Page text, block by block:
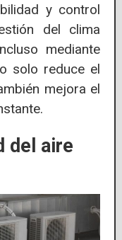
y control
del clima
mediante
solo reduce el
mejora el
del aire